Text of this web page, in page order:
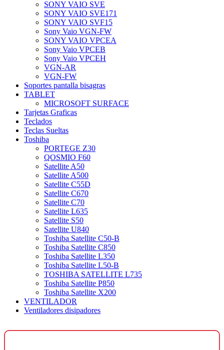
SONY VAIO SVE
SONY VAIO SVE171
SONY VAIO SVF15
Sony Vaio VGN-FW
SONY VAIO VPCEA
Sony Vaio VPCEB
Sony Vaio VPCEH
VGN-AR
VGN-FW
Soportes pantalla bisagras
TABLET
MICROSOFT SURFACE
Tarjetas Graficas
Teclados
Teclas Sueltas
Toshiba
PORTEGE Z30
QOSMIO F60
Satellite A50
Satellite A500
Satellite C55D
Satellite C670
Satellite C70
Satellite L635
Satellite S50
Satellite U840
Toshiba Satellite C50-B
Toshiba Satellite C850
Toshiba Satellite L350
Toshiba Satellite L50-B
TOSHIBA SATELLITE L735
Toshiba Satellite P850
Toshiba Satellite X200
VENTILADOR
Ventiladores disipadores